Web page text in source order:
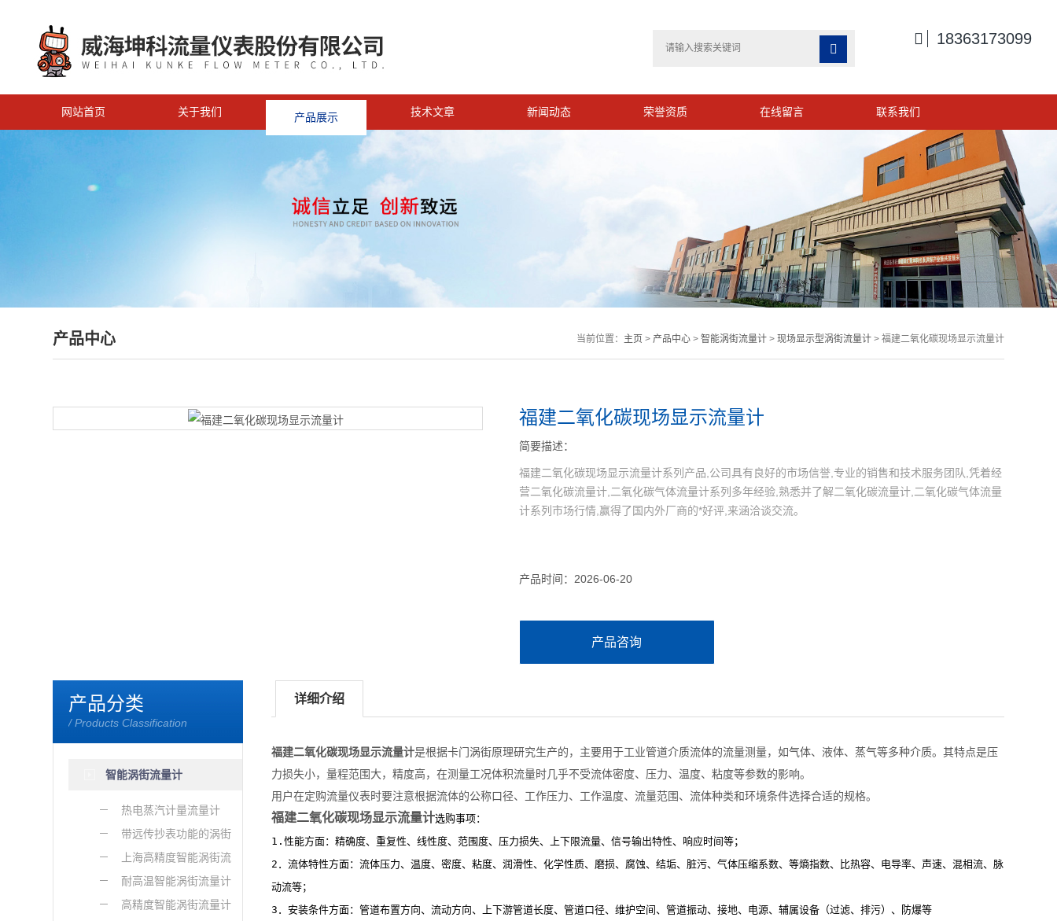

 18363173099
网站首页 关于我们 产品展示 技术文章 新闻动态 荣誉资质 在线留言 联系我们
产品中心 当前位置： 主页 > 产品中心> 智能涡街流量计> 现场显示型涡街流量计> 福建二氧化碳现场显示流量计
福建二氧化碳现场显示流量计
简要描述：
福建二氧化碳现场显示流量计系列产品,公司具有良好的市场信誉,专业的销售和技术服务团队,凭着经
营二氧化碳流量计,二氧化碳气体流量计系列多年经验,熟悉并了解二氧化碳流量计,二氧化碳气体流量
计系列市场行情,赢得了国内外厂商的*好评,来涵洽谈交流。
产品时间：2026-06-20
产品咨询
产品分类
/ Products Classification
智能涡街流量计
热电蒸汽计量流量计
带远传抄表功能的涡街
流量传感器
上海高精度智能涡街流
量计
耐高温智能涡街流量计
高精度智能涡街流量计
详细介绍
福建二氧化碳现场显示流量计是根据卡门涡街原理研究生产的，主要用于工业管道介质流体的流量测量，如气体、液体、蒸气等多种介质。其特点是压
力损失小，量程范围大，精度高，在测量工况体积流量时几乎不受流体密度、压力、温度、粘度等参数的影响。
用户在定购流量仪表时要注意根据流体的公称口径、工作压力、工作温度、流量范围、流体种类和环境条件选择合适的规格。
福建二氧化碳现场显示流量计选购事项：
1.性能方面：精确度、重复性、线性度、范围度、压力损失、上下限流量、信号输出特性、响应时间等；
2．流体特性方面：流体压力、温度、密度、粘度、润滑性、化学性质、磨损、腐蚀、结垢、脏污、气体压缩系数、等熵指数、比热容、电导率、声速、混相流、脉
动流等；
3．安装条件方面：管道布置方向、流动方向、上下游管道长度、管道口径、维护空间、管道振动、接地、电源、辅属设备（过滤、排污）、防爆等